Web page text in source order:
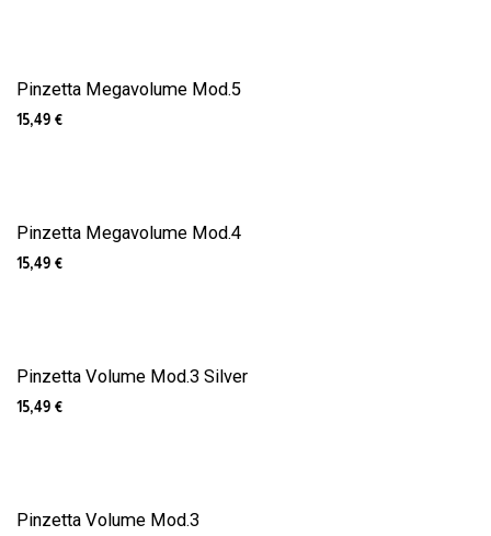
Pinzetta Megavolume Mod.5
15,49 €
Pinzetta Megavolume Mod.4
15,49 €
Pinzetta Volume Mod.3 Silver
15,49 €
Pinzetta Volume Mod.3